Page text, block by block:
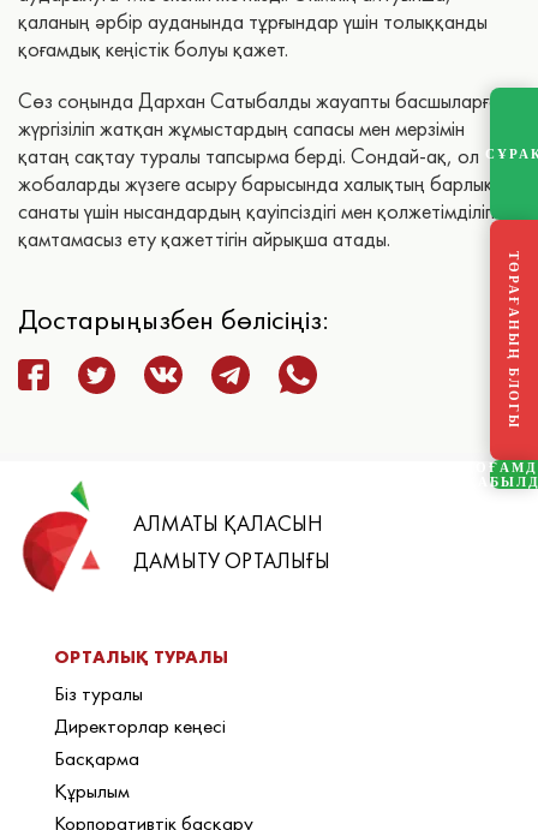
қаланың әрбір ауданында тұрғындар үшін толыққанды
қоғамдық кеңістік болуы қажет.
Сөз соңында Дархан Сатыбалды жауапты басшыларға
жүргізіліп жатқан жұмыстардың сапасы мен мерзімін
қатаң сақтау туралы тапсырма берді. Сондай-ақ, ол
жобаларды жүзеге асыру барысында халықтың барлық
санаты үшін нысандардың қауіпсіздігі мен қолжетімділігін
қамтамасыз ету қажеттігін айрықша атады.
Достарыңызбен бөлісіңіз:
АЛМАТЫ ҚАЛАСЫН
ДАМЫТУ ОРТАЛЫҒЫ
ОРТАЛЫҚ ТУРАЛЫ
Біз туралы
Директорлар кеңесі
Басқарма
Құрылым
Корпоративтік басқару
ТӨРАҒАНЫҢ БЛОГЫ